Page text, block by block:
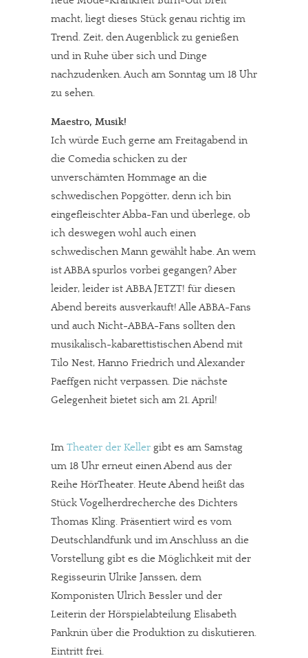
macht, liegt dieses Stück genau richtig im
Trend. Zeit, den Augenblick zu genießen
und in Ruhe über sich und Dinge
nachzudenken. Auch am Sonntag um 18 Uhr
zu sehen.
Maestro, Musik!
Ich würde Euch gerne am Freitagabend in
die Comedia schicken zu der
unverschämten Hommage an die
schwedischen Popgötter, denn ich bin
eingefleischter Abba-Fan und überlege, ob
ich deswegen wohl auch einen
schwedischen Mann gewählt habe. An wem
ist ABBA spurlos vorbei gegangen? Aber
leider, leider ist ABBA JETZT! für diesen
Abend bereits ausverkauft! Alle ABBA-Fans
und auch Nicht-ABBA-Fans sollten den
musikalisch-kabarettistischen Abend mit
Tilo Nest, Hanno Friedrich und Alexander
Paeffgen nicht verpassen. Die nächste
Gelegenheit bietet sich am 21. April!
Im Theater der Keller gibt es am Samstag
um 18 Uhr erneut einen Abend aus der
Reihe HörTheater. Heute Abend heißt das
Stück Vogelherdrecherche des Dichters
Thomas Kling. Präsentiert wird es vom
Deutschlandfunk und im Anschluss an die
Vorstellung gibt es die Möglichkeit mit der
Regisseurin Ulrike Janssen, dem
Komponisten Ulrich Bessler und der
Leiterin der Hörspielabteilung Elisabeth
Panknin über die Produktion zu diskutieren.
Eintritt frei.